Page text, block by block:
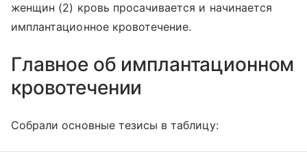
женщин (2) кровь просачивается и начинается
имплантационное кровотечение.
Главное об имплантационном
кровотечении
Собрали основные тезисы в таблицу: